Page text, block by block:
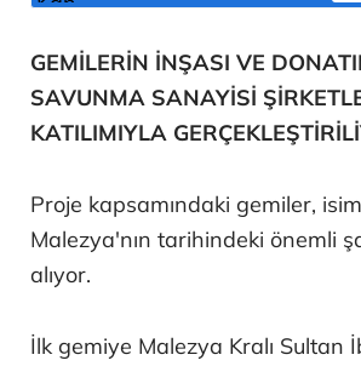
GEMİLERİN İNŞASI VE
SAVUNMA SANAYİSİ
KATILIMIYLA
Proje kapsamındaki gemiler,
Malezya'nın tarihindeki önemli
alıyor.
İlk gemiye Malezya Kralı Sultan